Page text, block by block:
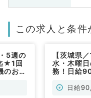
この求人と条件
5週の
★1回
お仕
【茨城県
水・木曜
務！日給
事です(内
日給